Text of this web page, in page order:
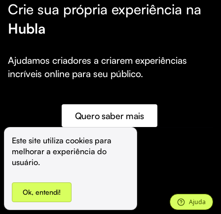
Crie sua própria experiência na
Hubla
Ajudamos criadores a criarem experiências
incríveis online para seu público.
Quero saber mais
©️ Hubla Tecnologia Ltda • 2026
Este site utiliza cookies para
melhorar a experiência do
usuário.
Ok, entendi!
Ajuda